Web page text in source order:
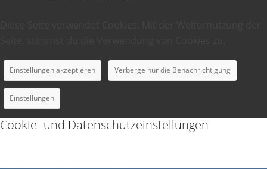
Einstellungen akzeptieren Verberge nur die Benachrichtigung
Einstellungen
Cookie- und Datenschutzeinstellungen